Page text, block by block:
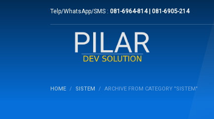
Telp/WhatsApp/SMS : 081-6964-814 | 081-6905-214
HOME SISTEM ARCHIVE FROM CATEGORY "SISTEM"